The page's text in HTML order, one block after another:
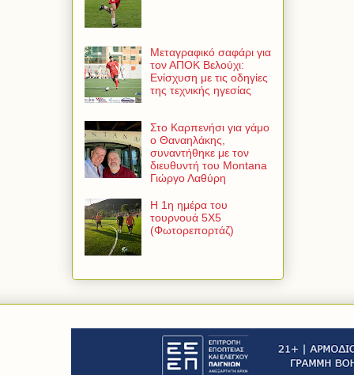
Μεταγραφικό σαφάρι για
τον ΑΠΟΚ Βελούχι:
Ενίσχυση με τις οδηγίες
της τεχνικής ηγεσίας
Στο Καρπενήσι για γάμο
ο Θαναηλάκης,
συναντήθηκε με τον
διευθυντή του Montana
Γιώργο Λαθύρη
Η 1η ημέρα του
τουρνουά 5Χ5
(Φωτορεπορτάζ)